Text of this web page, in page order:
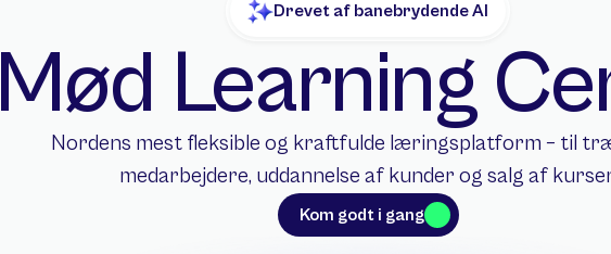
Drevet af banebrydende AI
Mød Learning
Nordens mest fleksible og kraftfulde læringsplatform – til
medarbejdere, uddannelse af kunder og salg af
Kom godt i gang
Kom godt i gang